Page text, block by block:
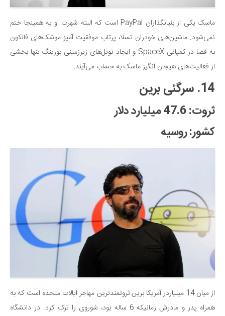
ماسک یکی از بنیانگذاران PayPal است که البته شهرت او به همینجا ختم
نمی‌شود. ماشین‌های خودران تسلا، پرتاب موفقیت آمیز موشک‌های فالکون
به فضا در کمپانی SpaceX و ایجاد تونل‌های زیرزمینی بورینگ تنها بخشی
از فعالیت‌های هیجان انگیز ماسک به حساب می‌آیند.
14. سرگئی برین
ثروت: 47.6 میلیارد دلار
کشور: روسیه
از میان 14 میلیاردر آمریکا برین ثروتمندترین مهاجر ایالات متحده است که به
همراه پدر و مادرش زمانیکه 6 ساله بود، شوروی را ترک کرد. در دانشگاه